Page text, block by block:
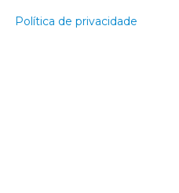
Política de privacidade